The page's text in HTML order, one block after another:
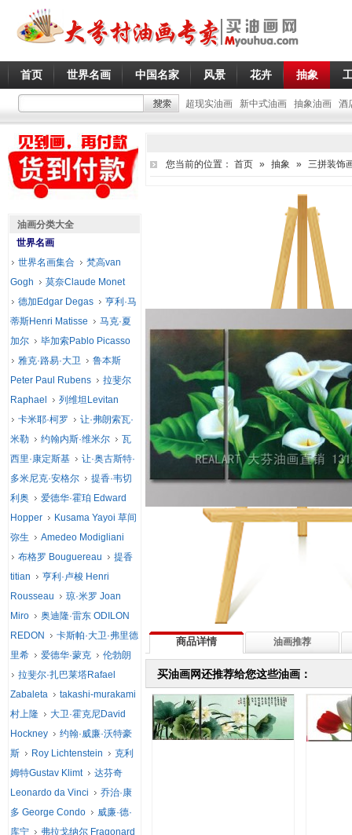
首页 世界名画 中国名家 风景 花卉 抽象
超现实油画 新中式油画 抽象油画 酒
您当前的位置： 首页 » 抽象 » 三拼装饰
商品详情 油画推荐
买油画网还推荐给您这些油画：
油画分类大全
世界名画
世界名画集合
梵高van
Gogh
莫奈Claude Monet
德加Edgar Degas
亨利·马
蒂斯Henri Matisse
马克·夏
加尔
毕加索Pablo Picasso
雅克·路易·大卫
鲁本斯
Peter Paul Rubens
拉斐尔
Raphael
列维坦Levitan
卡米耶·柯罗
让·弗朗索瓦·
米勒
约翰内斯·维米尔
瓦
西里·康定斯基
让·奥古斯特·
多米尼克·安格尔
提香·韦切
利奥
爱德华·霍珀 Edward
Hopper
Kusama Yayoi 草间
弥生
Amedeo Modigliani
布格罗 Bouguereau
提香
titian
亨利·卢梭 Henri
Rousseau
琼·米罗 Joan
Miro
奥迪隆·雷东 ODILON
REDON
卡斯帕·大卫·弗里德
里希
爱德华·蒙克
伦勃朗
拉斐尔·扎巴莱塔Rafael
Zabaleta
takashi-murakami
村上隆
大卫·霍克尼David
Hockney
约翰·威廉·沃特豪
斯
Roy Lichtenstein
克利
姆特Gustav Klimt
达芬奇
Leonardo da Vinci
乔治·康
多 George Condo
威廉·德·
库宁
弗拉戈纳尔 Fragonard